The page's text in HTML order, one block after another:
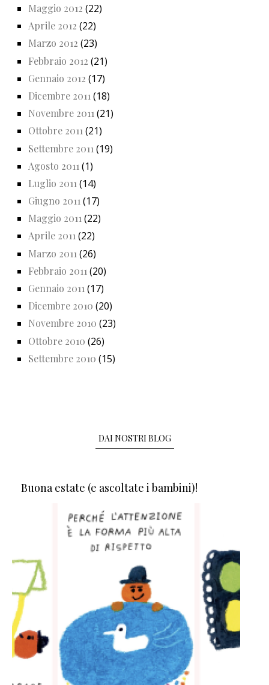
Maggio 2012 (22)
Aprile 2012 (22)
Marzo 2012 (23)
Febbraio 2012 (21)
Gennaio 2012 (17)
Dicembre 2011 (18)
Novembre 2011 (21)
Ottobre 2011(21)
Settembre 2011 (19)
Agosto 2011 (1)
Luglio 2011 (14)
Giugno 2011 (17)
Maggio 2011(22)
Aprile 2011(22)
Marzo 2011 (26)
Febbraio 2011 (20)
Gennaio 2011 (17)
Dicembre 2010 (20)
Novembre 2010 (23)
Ottobre 2010 (26)
Settembre 2010 (15)
DAI NOSTRI BLOG
Buona estate (e ascoltate i bambini)!